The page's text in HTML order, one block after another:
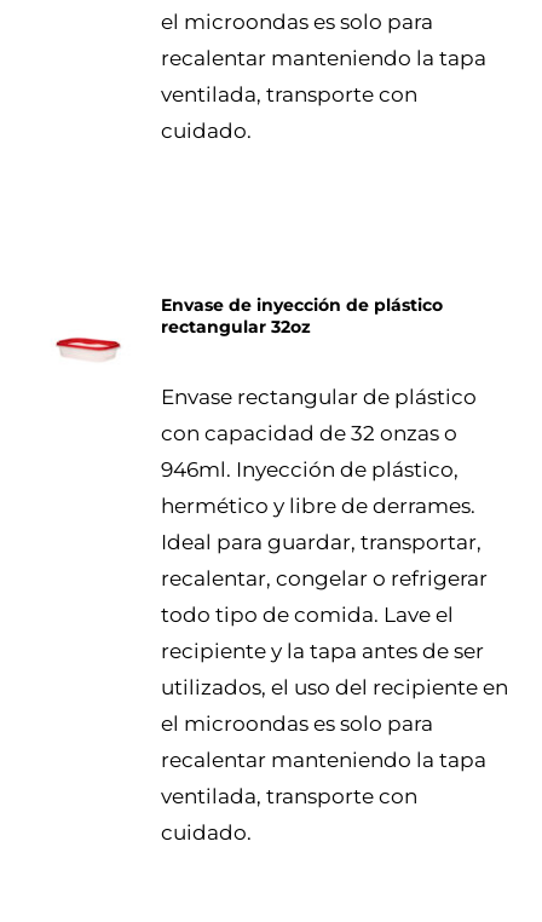
el microondas es solo para
recalentar manteniendo la tapa
ventilada, transporte con
cuidado.
DETALLES
Envase de inyección de plástico
rectangular 32oz
Envase rectangular de plástico
con capacidad de 32 onzas o
946ml. Inyección de plástico,
hermético y libre de derrames.
Ideal para guardar, transportar,
recalentar, congelar o refrigerar
todo tipo de comida. Lave el
recipiente y la tapa antes de ser
utilizados, el uso del recipiente en
el microondas es solo para
recalentar manteniendo la tapa
ventilada, transporte con
cuidado.